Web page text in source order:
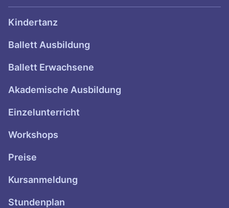
Kindertanz
Ballett Ausbildung
Ballett Erwachsene
Akademische Ausbildung
Einzelunterricht
Workshops
Preise
Kursanmeldung
Stundenplan